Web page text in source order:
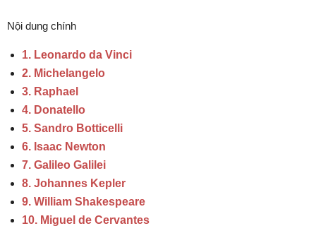
Nội dung chính
1. Leonardo da Vinci
2. Michelangelo
3. Raphael
4. Donatello
5. Sandro Botticelli
6. Isaac Newton
7. Galileo Galilei
8. Johannes Kepler
9. William Shakespeare
10. Miguel de Cervantes